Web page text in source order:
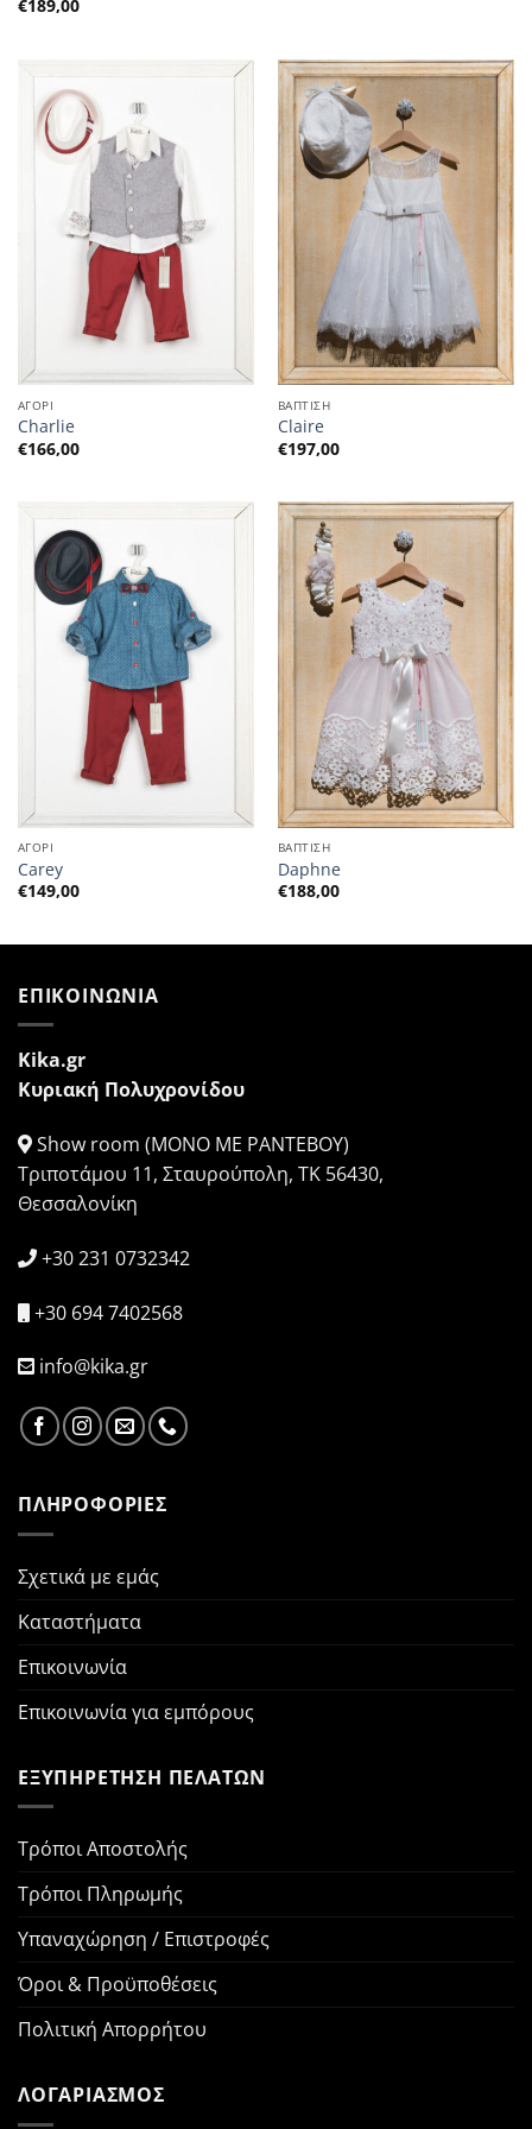
€189,00
ΑΓΟΡΙ
Charlie
€166,00
ΒΑΠΤΙΣΗ
Claire
€197,00
ΑΓΟΡΙ
Carey
€149,00
ΒΑΠΤΙΣΗ
Daphne
€188,00
ΕΠΙΚΟΙΝΩΝΙΑ
Kika.gr
Κυριακή Πολυχρονίδου
Show room (ΜΟΝΟ ΜΕ ΡΑΝΤΕΒΟΥ)
Τριποτάμου 11, Σταυρούπολη, ΤΚ 56430,
Θεσσαλονίκη
+30 231 0732342
+30 694 7402568
info@kika.gr
ΠΛΗΡΟΦΟΡΙΕΣ
Σχετικά με εμάς
Καταστήματα
Επικοινωνία
Επικοινωνία για εμπόρους
ΕΞΥΠΗΡΕΤΗΣΗ ΠΕΛΑΤΩΝ
Τρόποι Αποστολής
Τρόποι Πληρωμής
Υπαναχώρηση / Επιστροφές
Όροι & Προϋποθέσεις
Πολιτική Απορρήτου
ΛΟΓΑΡΙΑΣΜΟΣ